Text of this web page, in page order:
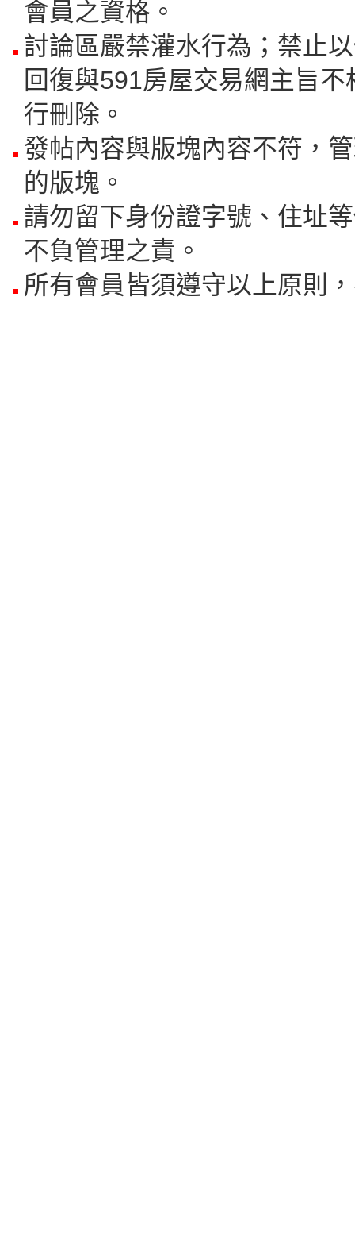
會員之資格。
討論區嚴禁灌水行為；禁止
回復與591房屋交易網主旨
行刪除。
發帖內容與版塊內容不符，
的版塊。
請勿留下身份證字號、住址
不負管理之責。
所有會員皆須遵守以上原則